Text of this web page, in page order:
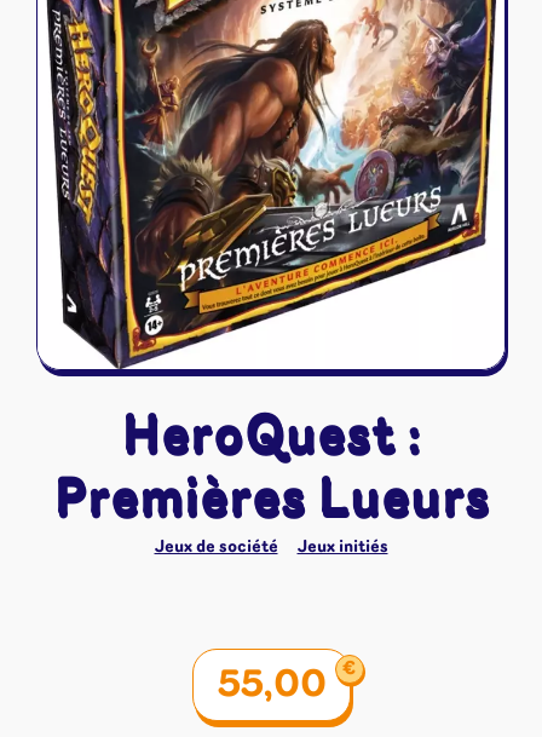
Naruto Mythos
Autres
Tapis de jeu
HeroQuest :
Premières Lueurs
Jeux de société Jeux initiés
55,00 €